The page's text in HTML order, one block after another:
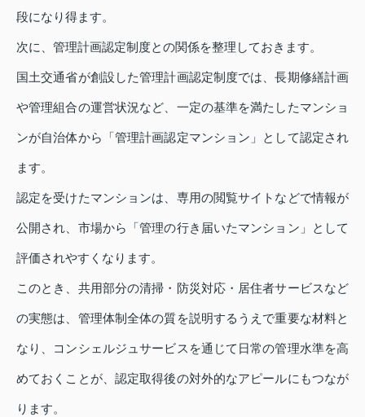
段になり得ます。
次に、管理計画認定制度との関係を整理しておきます。
国土交通省が創設した管理計画認定制度では、長期修繕計画
や管理組合の運営状況など、一定の基準を満たしたマンショ
ンが自治体から「管理計画認定マンション」として認定され
ます。
認定を受けたマンションは、専用の閲覧サイトなどで情報が
公開され、市場から「管理の行き届いたマンション」として
評価されやすくなります。
このとき、共用部分の清掃・防災対応・居住者サービスなど
の実態は、管理体制全体の質を説明するうえで重要な材料と
なり、コンシェルジュサービスを通じて日常の管理水準を高
めておくことが、認定取得後の対外的なアピールにもつなが
ります。